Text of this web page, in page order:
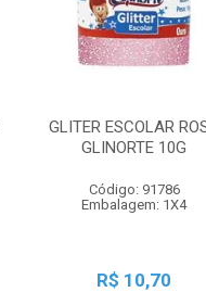
GLITER ESCOLAR
GLINORTE 10G
Código: 91786
Embalagem: 1X4
R$ 10,70